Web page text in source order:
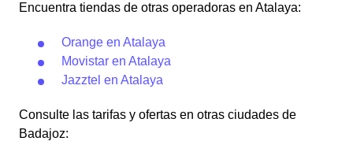
Encuentra tiendas de otras operadoras en Atalaya:
Orange en Atalaya
Movistar en Atalaya
Jazztel en Atalaya
Consulte las tarifas y ofertas en otras ciudades de
Badajoz: